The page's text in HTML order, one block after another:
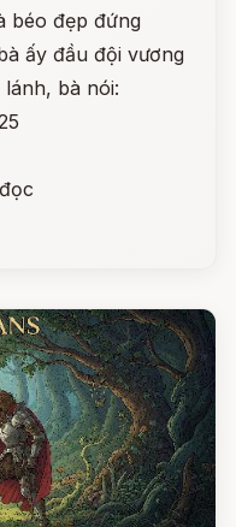
béo đẹp đứng
ấy đầu đội vương
bà nói: